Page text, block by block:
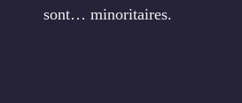
sont… minoritaires.